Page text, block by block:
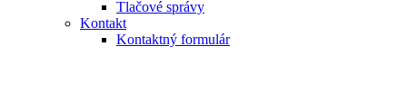
Tlačové správy
Kontakt
Kontaktný formulár